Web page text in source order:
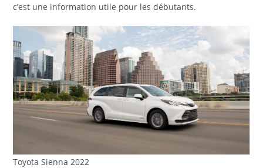
c’est une information utile pour les débutants.
Toyota Sienna 2022